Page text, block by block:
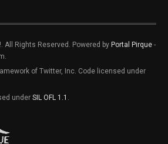
All Rights Reserved. Powered by Portal Pirque -
of Twitter, Inc. Code licensed under
under SIL OFL 1.1 .